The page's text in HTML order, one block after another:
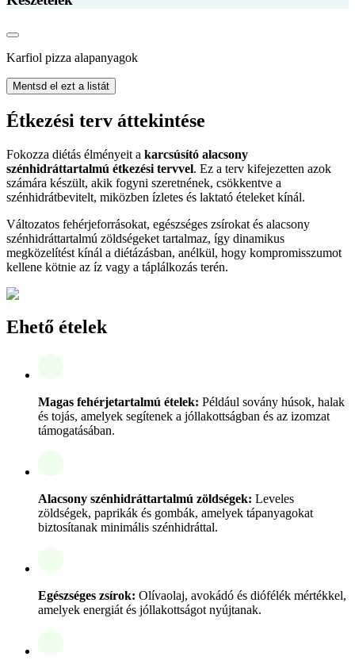
Karfiol pizza alapanyagok
Mentsd el ezt a listát
Étkezési terv áttekintése
Fokozza diétás élményeit a karcsúsító alacsony
szénhidráttartalmú étkezési tervvel. Ez a terv kifejezetten azok
számára készült, akik fogyni szeretnének, csökkentve a
szénhidrátbevitelt, miközben ízletes és laktató ételeket kínál.
Változatos fehérjeforrásokat, egészséges zsírokat és alacsony
szénhidráttartalmú zöldségeket tartalmaz, így dinamikus
megközelítést kínál a diétázásban, anélkül, hogy kompromisszumot
kellene kötnie az íz vagy a táplálkozás terén.
Ehető ételek
Magas fehérjetartalmú ételek: Például sovány húsok, halak
és tojás, amelyek segítenek a jóllakottságban és az izomzat
támogatásában.
Alacsony szénhidráttartalmú zöldségek: Leveles
zöldségek, paprikák és gombák, amelyek tápanyagokat
biztosítanak minimális szénhidráttal.
Egészséges zsírok: Olívaolaj, avokádó és diófélék mértékkel,
amelyek energiát és jóllakottságot nyújtanak.